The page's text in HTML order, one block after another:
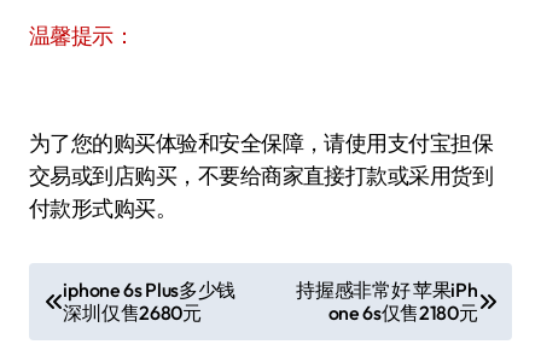
温馨提示：
为了您的购买体验和安全保障，请使用支付宝担保
交易或到店购买，不要给商家直接打款或采用货到
付款形式购买。
章
iphone 6s Plus多少钱
深圳仅售2680元
持握感非常好 苹果iPh
one 6s仅售2180元